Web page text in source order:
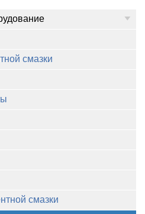
смазки
смазки